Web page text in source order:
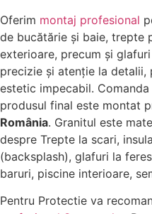
Oferim montaj profesional
de bucătărie și baie, trepte
exterioare, precum și
precizie și atenție la
estetic impecabil.
produsul final este montat
România. Granitul este
despre Trepte la scari,
(backsplash), glafuri la
baruri, piscine interioare,
Pentru Protectie va